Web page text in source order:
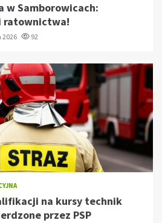
w Samborowicach:
ratownictwa!
2026 92
na kursy technik
przez PSP